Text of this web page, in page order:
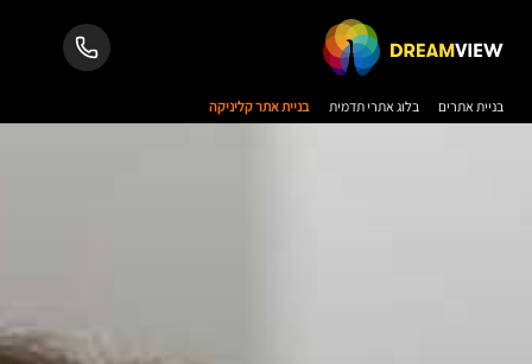
בניית אתרים בלוג אתרי תדמית בניית אתר קליניקה